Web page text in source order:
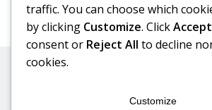
traffic. You can choose which
by clicking Customize. Click
consent or Reject All to decline
cookies.
Customize